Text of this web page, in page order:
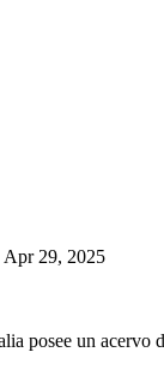
Apr 29, 2025
posee un acervo